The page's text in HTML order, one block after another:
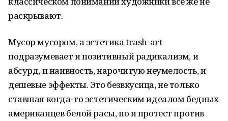
раскрывают.
Мусор мусором, а эстетика trash-art
подразумевает и позитивный радикализм, и
абсурд, и наивность, нарочитую неумелость, и
дешевые эффекты. Это безвкусица, не только
ставшая когда-то эстетическим идеалом бедных
американцев белой расы, но и протест против